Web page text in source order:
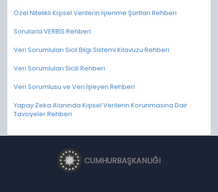
Özel Nitelikli Kişisel Verilerin İşlenme Şartları Rehberi
Sorularla VERBİS Rehberi
Veri Sorumluları Sicil Bilgi Sistemi Kılavuzu Rehberi
Veri Sorumluları Sicili Rehberi
Veri Sorumlusu ve Veri İşleyen Rehberi
Yapay Zeka Alanında Kişisel Verilerin Korunmasına Dair
Tavsiyeler Rehberi
CUMHURBAŞKANLIĞI